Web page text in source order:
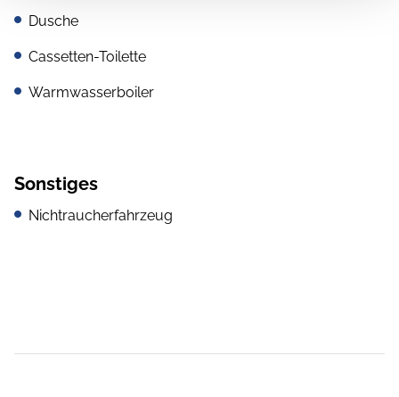
Dusche
Cassetten-Toilette
Warmwasserboiler
Sonstiges
Nichtraucherfahrzeug